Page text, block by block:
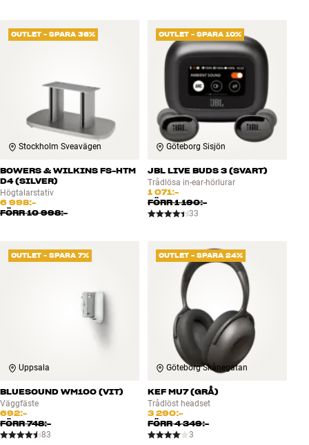
OUTLET - SPARA 36%
Stockholm Sveavägen
BOWERS & WILKINS FS-HTM
D4 (SILVER)
Högtalarstativ
6 998:-
FÖRR10 998:-
OUTLET - SPARA 10%
Göteborg Sisjön
JBL LIVE BUDS 3 (SVART)
Trådlösa in-ear-hörlurar
1 071:-
FÖRR1 190:-
33
OUTLET - SPARA 7%
Uppsala
BLUESOUND WM100 (VIT)
Väggfäste
692:-
FÖRR748:-
83
OUTLET - SPARA 24%
Göteborg Skånegatan
KEF MU7 (GRÅ)
Trådlöst headset
3 290:-
FÖRR4 349:-
3